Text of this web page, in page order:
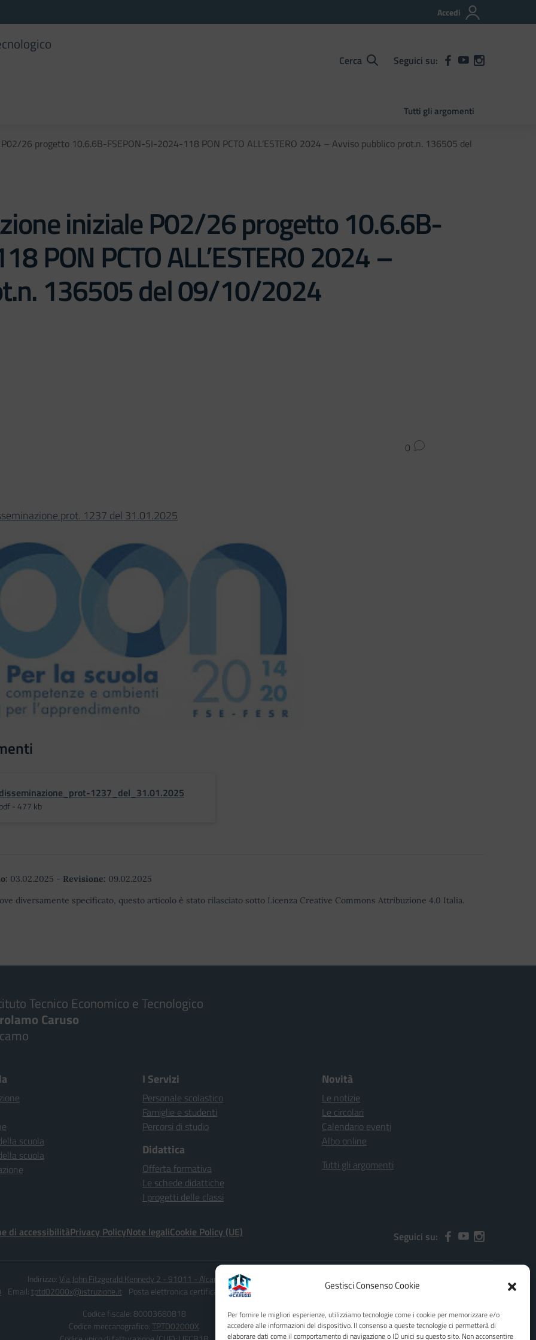
Gestisci Consenso Cookie
Per fornire le migliori esperienze, utilizziamo tecnologie come i cookie per memorizzare e/o
accedere alle informazioni del dispositivo. Il consenso a queste tecnologie ci permetterà di
elaborare dati come il comportamento di navigazione o ID unici su questo sito. Non acconsentire
Accedi
Cerca Seguici su:
Tutti gli argomenti
26 progetto 10.6.6B-FSEPON-SI-2024-118 PON PCTO ALL’ESTERO 2024 – Avviso pubblico prot.n. 136505 del
iniziale P02/26 progetto 10.6.6B-
PON PCTO ALL’ESTERO 2024 –
136505 del 09/10/2024
0
prot. 1237 del 31.01.2025
1237_del_31.01.2025
- 477 kb
03.02.2025 - Revisione: 09.02.2025
diversamente specificato, questo articolo è stato rilasciato sotto Licenza Creative Commons Attribuzione 4.0 Italia.
Tecnico Economico e Tecnologico
Caruso
scuola
scuola
I Servizi
Personale scolastico
Famiglie e studenti
Percorsi di studio
Didattica
Offerta formativa
Le schede didattiche
I progetti delle classi
Novità
Le notizie
Le circolari
Calendario eventi
Albo online
Tutti gli argomenti
di accessibilitàPrivacy PolicyNote legaliCookie Policy (UE) Seguici su:
Indirizzo: Via John Fitzgerald Kennedy 2 - 91011 - Alcamo (TP)
Email: tptd02000x@istruzione.it Posta elettronica certificata (PEC):tptd02000x@pec.istruzione.it
Codice fiscale: 80003680818
Codice meccanografico:TPTD02000X